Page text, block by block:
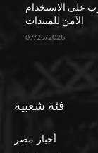
تأهيل 1600 متدرب على الاستخدام
الآمن للمبيدات
07/26/2026
فئة شعبية
أخبار مصر